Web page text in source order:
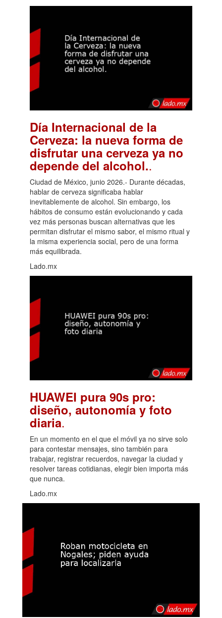
Día Internacional de la
Cerveza: la nueva forma de
disfrutar una cerveza ya no
depende del alcohol..
Ciudad de México, junio 2026.- Durante décadas,
hablar de cerveza significaba hablar
inevitablemente de alcohol. Sin embargo, los
hábitos de consumo están evolucionando y cada
vez más personas buscan alternativas que les
permitan disfrutar el mismo sabor, el mismo ritual y
la misma experiencia social, pero de una forma
más equilibrada.
Lado.mx
HUAWEI pura 90s pro:
diseño, autonomía y foto
diaria.
En un momento en el que el móvil ya no sirve solo
para contestar mensajes, sino también para
trabajar, registrar recuerdos, navegar la ciudad y
resolver tareas cotidianas, elegir bien importa más
que nunca.
Lado.mx